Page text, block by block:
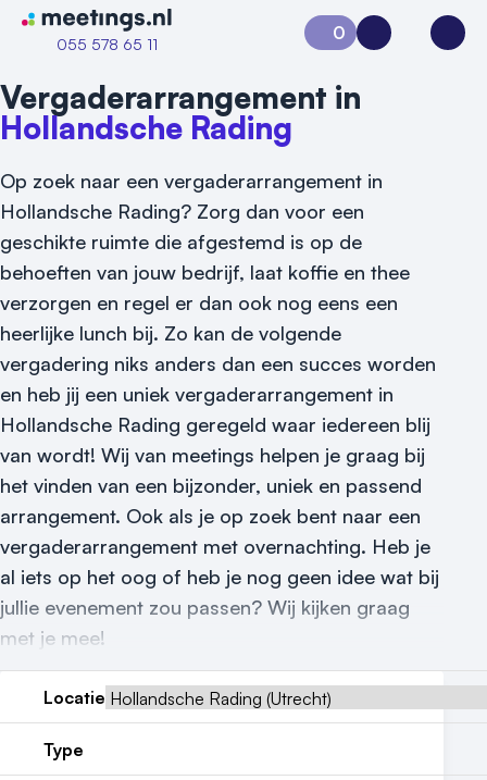
Naar home van Meetings
055 578 65 11
Vraag locatie aan
Locatiegids
Meld locatie aan
Nieuws
Reviews (5⭐️)
Contact
0
Aanvraag 0Inloggen
Vergaderarrangement in
Hollandsche Rading
Op zoek naar een vergaderarrangement in
Hollandsche Rading? Zorg dan voor een
geschikte ruimte die afgestemd is op de
behoeften van jouw bedrijf, laat koffie en thee
verzorgen en regel er dan ook nog eens een
heerlijke lunch bij. Zo kan de volgende
vergadering niks anders dan een succes worden
en heb jij een uniek vergaderarrangement in
Hollandsche Rading geregeld waar iedereen blij
van wordt! Wij van meetings helpen je graag bij
het vinden van een bijzonder, uniek en passend
arrangement. Ook als je op zoek bent naar een
vergaderarrangement met overnachting. Heb je
al iets op het oog of heb je nog geen idee wat bij
jullie evenement zou passen? Wij kijken graag
met je mee!
Locatie
Type